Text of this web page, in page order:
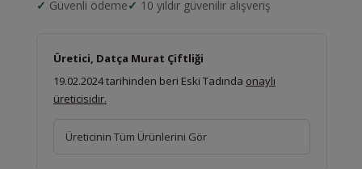
Güvenli ödeme 10 yıldır güvenilir alışveriş
Üretici, Datça Murat Çiftliği
19.02.2024 tarihinden beri Eski Tadında onaylı
üreticisidir.
Üreticinin Tüm Ürünlerini Gör